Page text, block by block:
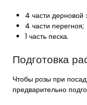
4 части дерновой
4 части перегноя;
1 часть песка.
Подготовка
Чтобы розы при
предварительно